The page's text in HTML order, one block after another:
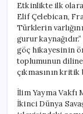
Etkinlikte ilk
Elif Çelebican,
Türklerin
gurur
göç hikayesinin
toplumunun
çıkmasının
İlim Yayma Vakfı
İkinci Dünya